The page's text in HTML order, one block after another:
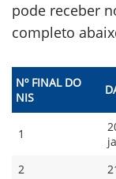
pode receber
completo
Nº FINAL DO
NIS
1
2